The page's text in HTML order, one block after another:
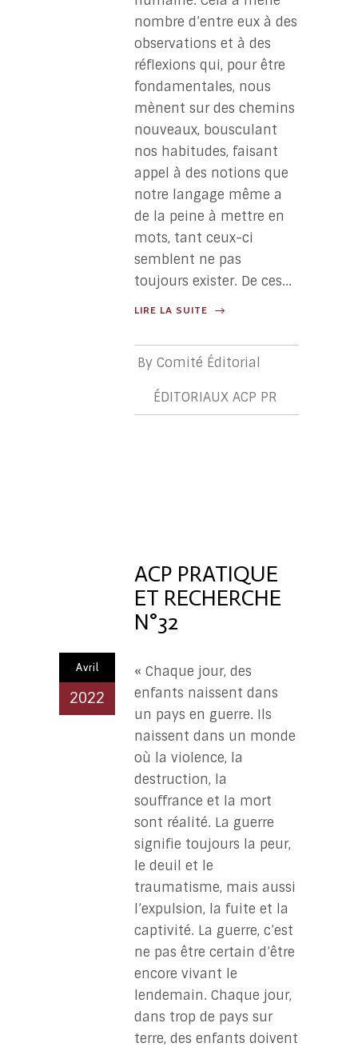
nombre d’entre eux à des
observations et à des
réflexions qui, pour être
fondamentales, nous
mènent sur des chemins
nouveaux, bousculant
nos habitudes, faisant
appel à des notions que
notre langage même a
de la peine à mettre en
mots, tant ceux-ci
semblent ne pas
toujours exister. De ces...
LIRE LA SUITE
By Comité Éditorial
ÉDITORIAUX ACP PR
PR
ACP PRATIQUE
ET RECHERCHE
N°32
Avril
2022
« Chaque jour, des
enfants naissent dans
un pays en guerre. Ils
naissent dans un monde
où la violence, la
destruction, la
souffrance et la mort
sont réalité. La guerre
signifie toujours la peur,
le deuil et le
traumatisme, mais aussi
l’expulsion, la fuite et la
captivité. La guerre, c’est
ne pas être certain d’être
encore vivant le
lendemain. Chaque jour,
dans trop de pays sur
terre, des enfants doivent